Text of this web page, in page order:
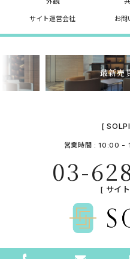
サイト運営会社 お問
最新売
[
営業時間 : 10:00 -
03-
[ サイ